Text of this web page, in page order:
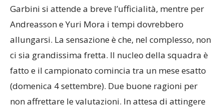
Garbini si attende a breve l’ufficialità, mentre per
Andreasson e Yuri Mora i tempi dovrebbero
allungarsi. La sensazione è che, nel complesso, non
ci sia grandissima fretta. Il nucleo della squadra è
fatto e il campionato comincia tra un mese esatto
(domenica 4 settembre). Due buone ragioni per
non affrettare le valutazioni. In attesa di attingere